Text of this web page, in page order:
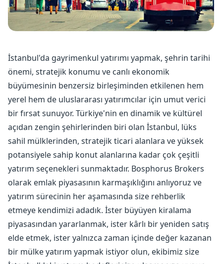
İstanbul'da gayrimenkul yatırımı yapmak, şehrin tarihi
önemi, stratejik konumu ve canlı ekonomik
büyümesinin benzersiz birleşiminden etkilenen hem
yerel hem de uluslararası yatırımcılar için umut verici
bir fırsat sunuyor. Türkiye'nin en dinamik ve kültürel
açıdan zengin şehirlerinden biri olan İstanbul, lüks
sahil mülklerinden, stratejik ticari alanlara ve yüksek
potansiyele sahip konut alanlarına kadar çok çeşitli
yatırım seçenekleri sunmaktadır. Bosphorus Brokers
olarak emlak piyasasının karmaşıklığını anlıyoruz ve
yatırım sürecinin her aşamasında size rehberlik
etmeye kendimizi adadık. İster büyüyen kiralama
piyasasından yararlanmak, ister kârlı bir yeniden satış
elde etmek, ister yalnızca zaman içinde değer kazanan
bir mülke yatırım yapmak istiyor olun, ekibimiz size